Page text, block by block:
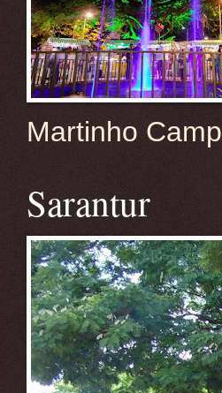
Martinho
Sarantur